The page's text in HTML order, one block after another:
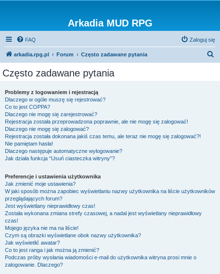
Arkadia MUD RPG
FAQ Zaloguj się
arkadia.rpg.pl Forum Często zadawane pytania
Często zadawane pytania
Problemy z logowaniem i rejestracją
Dlaczego w ogóle muszę się rejestrować?
Co to jest COPPA?
Dlaczego nie mogę się zarejestrować?
Rejestracja została przeprowadzona poprawnie, ale nie mogę się zalogować!
Dlaczego nie mogę się zalogować?
Rejestracja została dokonana jakiś czas temu, ale teraz nie mogę się zalogować?!
Nie pamiętam hasła!
Dlaczego następuje automatyczne wylogowanie?
Jak działa funkcja “Usuń ciasteczka witryny”?
Preferencje i ustawienia użytkownika
Jak zmienić moje ustawienia?
W jaki sposób można zapobiec wyświetlaniu nazwy użytkownika na liście użytkowników
przeglądających forum?
Jest wyświetlany nieprawidłowy czas!
Została wykonana zmiana strefy czasowej, a nadal jest wyświetlany nieprawidłowy
czas!
Mojego języka nie ma na liście!
Czym są obrazki wyświetlane obok nazwy użytkownika?
Jak wyświetlić awatar?
Co to jest ranga i jak można ją zmienić?
Podczas próby wysłania wiadomości e-mail do użytkownika witryna prosi mnie o
zalogowanie. Dlaczego?